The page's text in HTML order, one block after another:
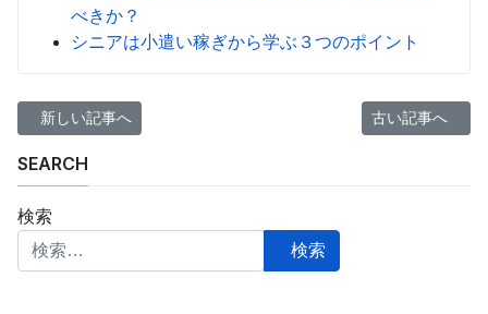
べきか？
シニアは小遣い稼ぎから学ぶ３つのポイント
前の記事へ: 60歳代シニアの起業、何を先に経験すべきか？
新しい記事へ 次の記事へ: 65
古い記事へ
SEARCH
検索
検索